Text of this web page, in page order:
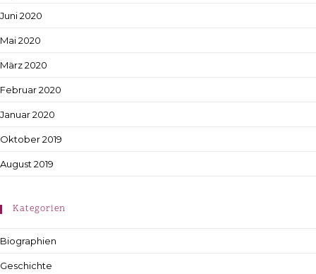
Juni 2020
Mai 2020
März 2020
Februar 2020
Januar 2020
Oktober 2019
August 2019
Kategorien
Biographien
Geschichte